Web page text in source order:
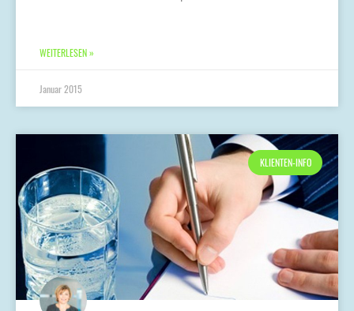
WEITERLESEN »
Januar 2015
KLIENTEN-INFO